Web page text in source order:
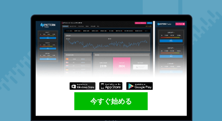
今すぐ始める